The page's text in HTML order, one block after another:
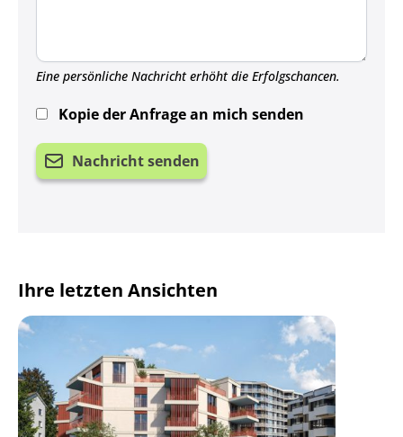
Eine persönliche Nachricht erhöht die Erfolgschancen.
Kopie der Anfrage an mich senden
Nachricht senden
Ihre letzten Ansichten